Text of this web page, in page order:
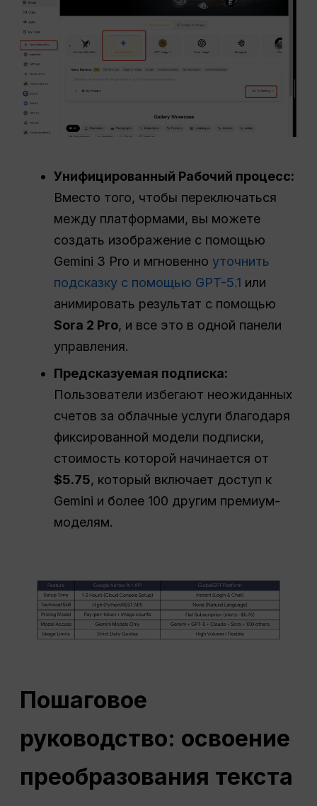
Унифицированный Рабочий процесс:
Вместо того, чтобы переключаться
между платформами, вы можете
создать изображение с помощью
Gemini 3 Pro и мгновенноуточнить
подсказку с помощью GPT-5.1 или
анимировать результат с помощью
Sora 2 Pro, и все это в одной панели
управления.
Предсказуемая подписка:
Пользователи избегают неожиданных
счетов за облачные услуги благодаря
фиксированной модели подписки,
стоимость которой начинается от
$5.75, который включает доступ к
Gemini и более 100 другим премиум-
моделям.
Пошаговое
руководство: освоение
преобразования текста